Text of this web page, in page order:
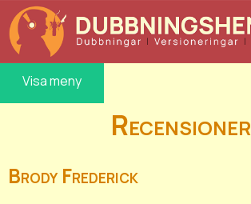
Visa meny
Recensioner
Brody Frederick